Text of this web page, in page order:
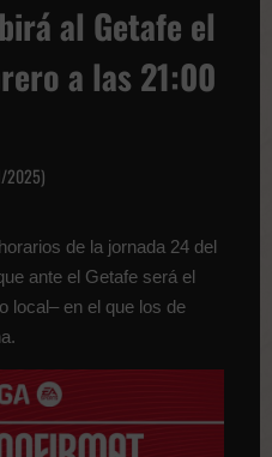
al Getafe el
a las 21:00
2025)
de la jornada 24 del
ante el Getafe será el
local– en el que los de